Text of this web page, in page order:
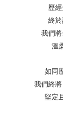
歷
終
我們
溫
如同
我們終
堅定